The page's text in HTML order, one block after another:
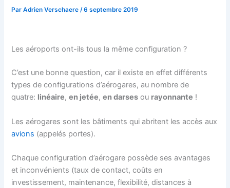
ParAdrien Verschaere/6 septembre 2019
Les aéroports ont-ils tous la même configuration ?
C’est une bonne question, car il existe en effet différents
types de configurations d’aérogares, au nombre de
quatre: linéaire,en jetée,en darses ou rayonnante !
Les aérogares sont les bâtiments qui abritent les accès aux
avions (appelés portes).
Chaque configuration d’aérogare possède ses avantages
et inconvénients (taux de contact, coûts en
investissement, maintenance, flexibilité, distances à